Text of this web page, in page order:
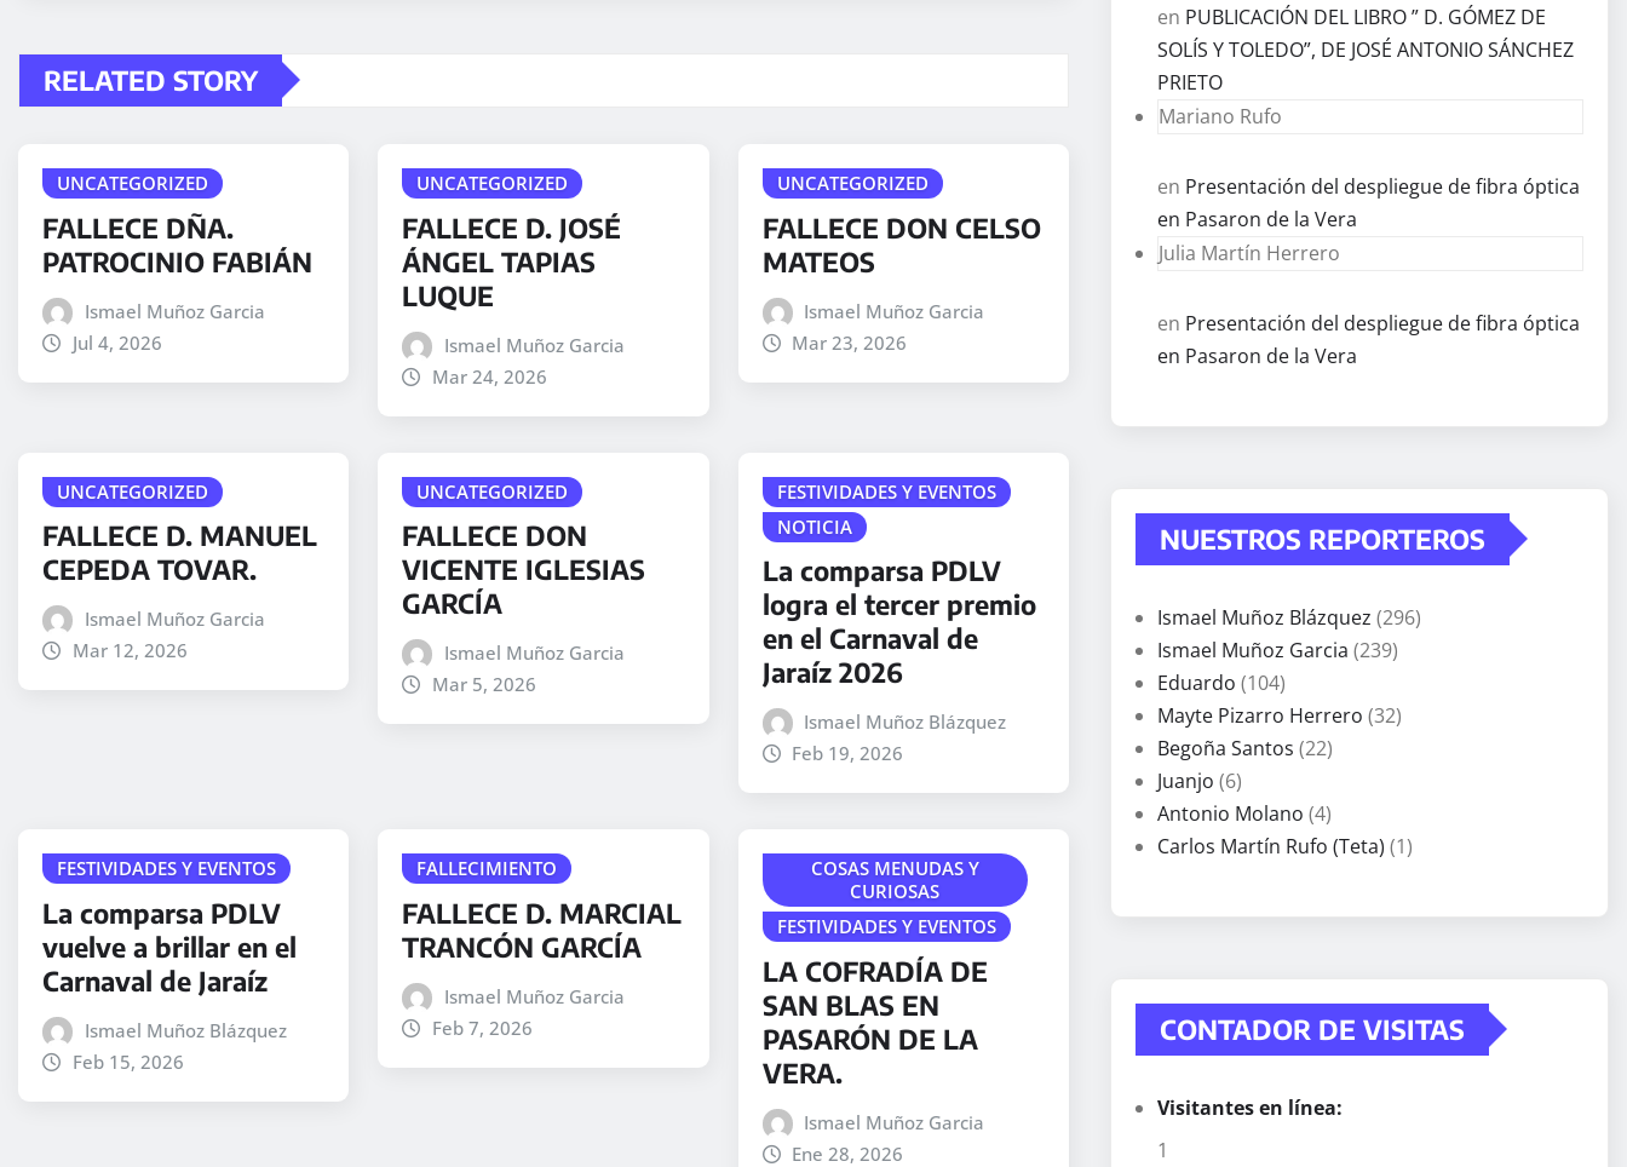
RELATED STORY
UNCATEGORIZED
FALLECE DÑA.
PATROCINIO FABIÁN
Ismael Muñoz Garcia
Jul 4, 2026
UNCATEGORIZED
FALLECE D. JOSÉ
ÁNGEL TAPIAS
LUQUE
Ismael Muñoz Garcia
Mar 24, 2026
UNCATEGORIZED
FALLECE DON CELSO
MATEOS
Ismael Muñoz Garcia
Mar 23, 2026
UNCATEGORIZED
FALLECE D. MANUEL
CEPEDA TOVAR.
Ismael Muñoz Garcia
Mar 12, 2026
UNCATEGORIZED
FALLECE DON
VICENTE IGLESIAS
GARCÍA
Ismael Muñoz Garcia
Mar 5, 2026
FESTIVIDADES Y EVENTOS
NOTICIA
La comparsa PDLV
logra el tercer premio
en el Carnaval de
Jaraíz 2026
Ismael Muñoz Blázquez
Feb 19, 2026
FESTIVIDADES Y EVENTOS
La comparsa PDLV
vuelve a brillar en el
Carnaval de Jaraíz
Ismael Muñoz Blázquez
Feb 15, 2026
FALLECIMIENTO
FALLECE D. MARCIAL
TRANCÓN GARCÍA
Ismael Muñoz Garcia
Feb 7, 2026
COSAS MENUDAS Y
CURIOSAS
FESTIVIDADES Y EVENTOS
LA COFRADÍA DE
SAN BLAS EN
PASARÓN DE LA
VERA.
Ismael Muñoz Garcia
Ene 28, 2026
en PUBLICACIÓN DEL LIBRO ” D. GÓMEZ DE
SOLÍS Y TOLEDO”, DE JOSÉ ANTONIO SÁNCHEZ
PRIETO
Mariano Rufo
en Presentación del despliegue de fibra óptica
en Pasaron de la Vera
Julia Martín Herrero
en Presentación del despliegue de fibra óptica
en Pasaron de la Vera
NUESTROS REPORTEROS
Ismael Muñoz Blázquez (296)
Ismael Muñoz Garcia (239)
Eduardo (104)
Mayte Pizarro Herrero (32)
Begoña Santos (22)
Juanjo (6)
Antonio Molano (4)
Carlos Martín Rufo (Teta) (1)
CONTADOR DE VISITAS
Visitantes en línea:
1